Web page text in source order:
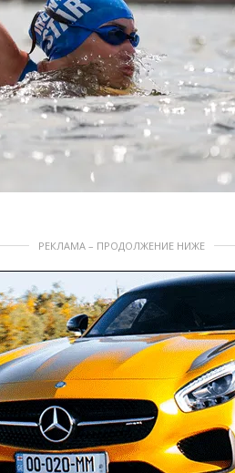
РЕКЛАМА – ПРОДОЛЖЕНИЕ НИЖЕ